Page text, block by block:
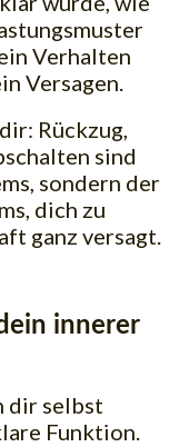
Verhalten
Versagen.
Rückzug,
sind
sondern der
dich zu
ganz versagt.
innerer
dir selbst
Funktion.